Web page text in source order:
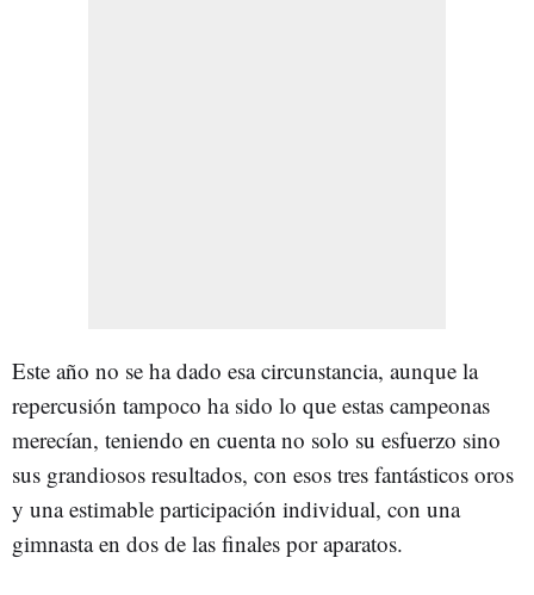
Este año no se ha dado esa circunstancia, aunque la
repercusión tampoco ha sido lo que estas campeonas
merecían, teniendo en cuenta no solo su esfuerzo sino
sus grandiosos resultados, con esos tres fantásticos oros
y una estimable participación individual, con una
gimnasta en dos de las finales por aparatos.